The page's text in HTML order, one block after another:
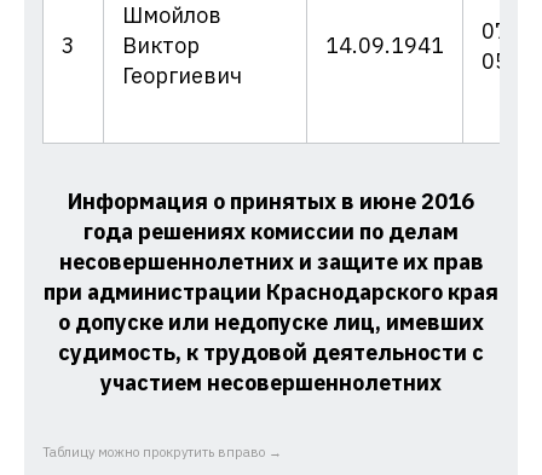
3
Шмойлов
Виктор
Георгиевич
14.09.1941
07/
Информация о принятых в июне 2016
года решениях комиссии по делам
несовершеннолетних и защите их прав
при администрации Краснодарского края
о допуске или недопуске лиц, имевших
судимость, к трудовой деятельности с
участием несовершеннолетних
Таблицу можно прокрутить вправо →